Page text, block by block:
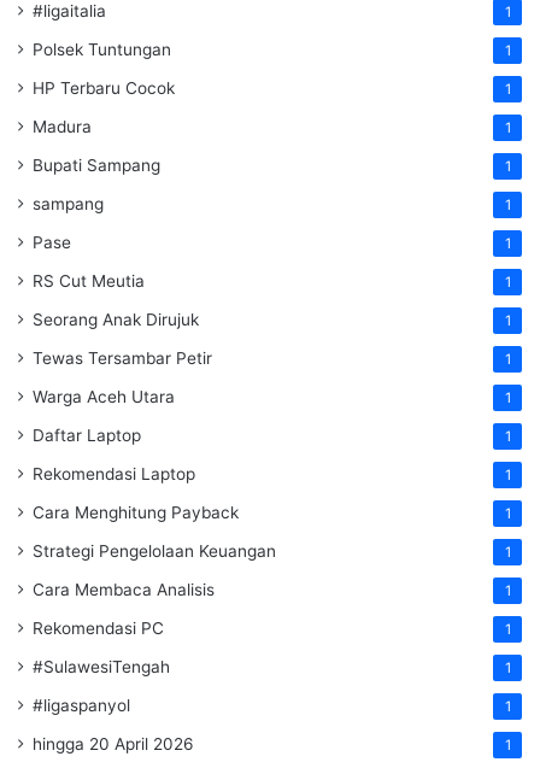
#ligaitalia 1
Polsek Tuntungan 1
HP Terbaru Cocok 1
Madura 1
Bupati Sampang 1
sampang 1
Pase 1
RS Cut Meutia 1
Seorang Anak Dirujuk 1
Tewas Tersambar Petir 1
Warga Aceh Utara 1
Daftar Laptop 1
Rekomendasi Laptop 1
Cara Menghitung Payback 1
Strategi Pengelolaan Keuangan 1
Cara Membaca Analisis 1
Rekomendasi PC 1
#SulawesiTengah 1
#ligaspanyol 1
hingga 20 April 2026 1